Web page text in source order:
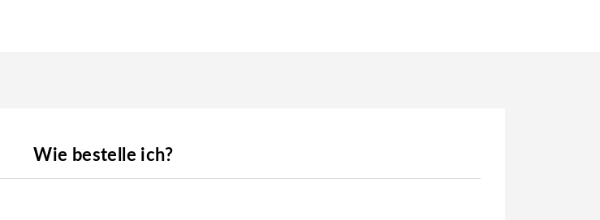
Wie bestelle ich?